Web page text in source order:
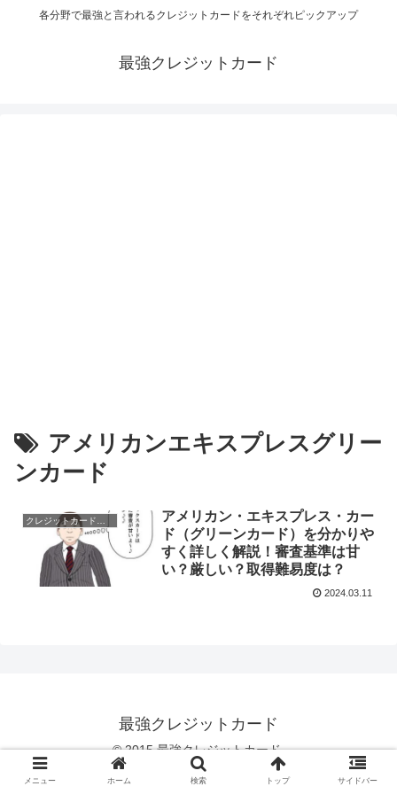
各分野で最強と言われるクレジットカードをそれぞれピックアップ
最強クレジットカード
アメリカンエキスプレスグリー
ンカード
アメリカン・エキスプレス・カー
ド（グリーンカード）を分かりや
すく詳しく解説！審査基準は甘
い？厳しい？取得難易度は？
2024.03.11
最強クレジットカード
© 2015 最強クレジットカード.
メニュー ホーム 検索 トップ サイドバー